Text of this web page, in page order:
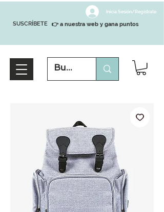
SUSCRÍBETE
Inicia Sesión/Regístrate
👉 a nuestra web y gana puntos